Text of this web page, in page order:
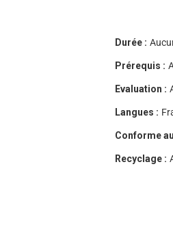
Durée :
Prérequis :
Evaluation :
Langues :
Conforme
Recyclage :